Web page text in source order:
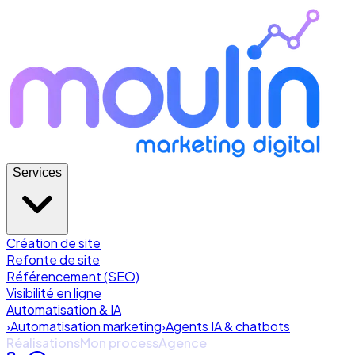
Services
Création de site
Refonte de site
Référencement (SEO)
Visibilité en ligne
Automatisation & IA
›Automatisation marketing›Agents IA & chatbots
RéalisationsMon processAgence